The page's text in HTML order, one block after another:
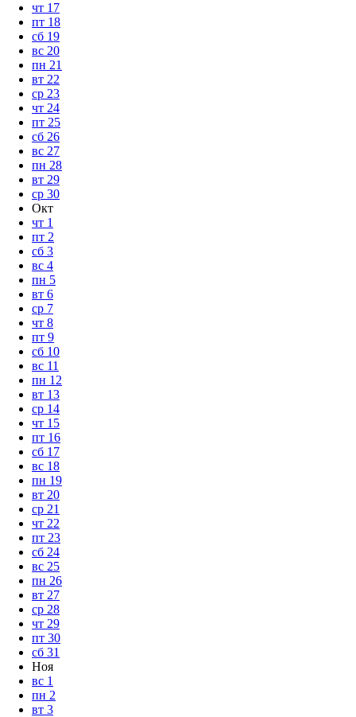
чт 17
пт 18
сб 19
вс 20
пн 21
вт 22
ср 23
чт 24
пт 25
сб 26
вс 27
пн 28
вт 29
ср 30
Окт
чт 1
пт 2
сб 3
вс 4
пн 5
вт 6
ср 7
чт 8
пт 9
сб 10
вс 11
пн 12
вт 13
ср 14
чт 15
пт 16
сб 17
вс 18
пн 19
вт 20
ср 21
чт 22
пт 23
сб 24
вс 25
пн 26
вт 27
ср 28
чт 29
пт 30
сб 31
Ноя
вс 1
пн 2
вт 3